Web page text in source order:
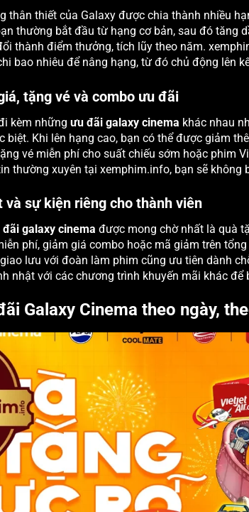
thân thiết của Galaxy được chia thành nhiều
thường bắt đầu từ hạng cơ bản, sau đó tăng
thành điểm thưởng, tích lũy theo năm.
bao nhiêu để nâng hạng, từ đó chủ động lên
tặng vé và combo ưu đãi
kèm những ưu đãi galaxy cinema khác nhau
biệt. Khi lên hạng cao, bạn có thể được giảm
vé miễn phí cho suất chiếu sớm hoặc phim
thường xuyên tại xemphim.info, bạn sẽ
và sự kiện riêng cho thành viên
đãi galaxy cinema được mong chờ nhất là quà
phí, giảm giá combo hoặc mã giảm trên
lưu với đoàn làm phim cũng ưu tiên dành
nhật với các chương trình khuyến mãi khác
Galaxy Cinema theo ngày,